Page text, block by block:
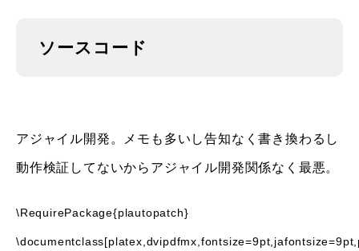
ソースコード
アジャイル開発。メモも多いし告知なく書き換わるし
動作検証してないからアジャイル開発関係なく最悪。
\RequirePackage{plautopatch}